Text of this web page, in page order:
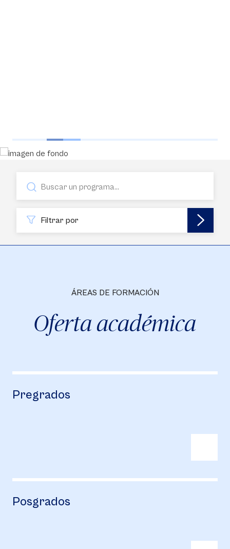
Filtrar por
ÁREAS DE FORMACIÓN
Oferta académica
Pregrados
Posgrados